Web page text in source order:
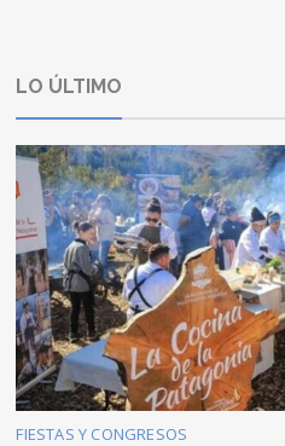
LO ÚLTIMO
FIESTAS Y CONGRESOS